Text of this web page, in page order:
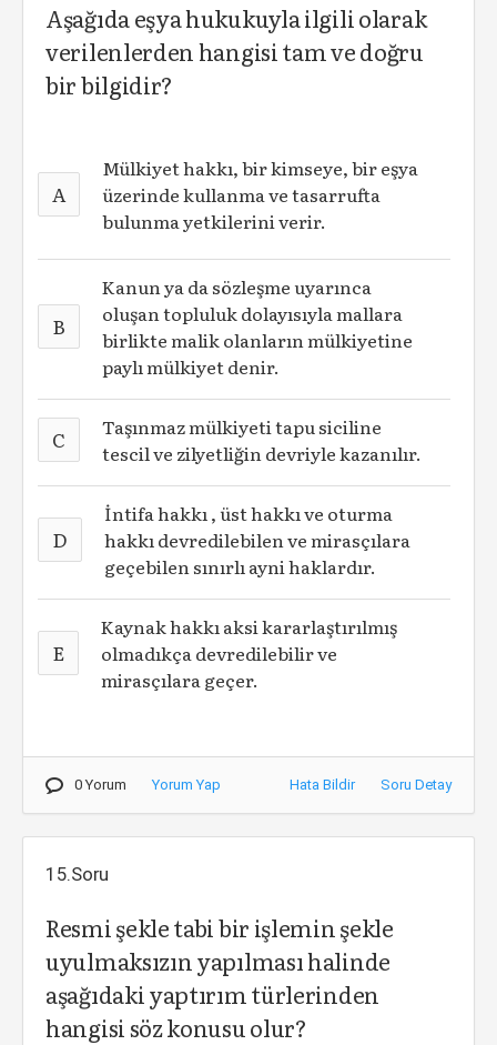
Aşağıda eşya hukukuyla ilgili olarak
verilenlerden hangisi tam ve doğru
bir bilgidir?
A
Mülkiyet hakkı, bir kimseye, bir eşya
üzerinde kullanma ve tasarrufta
bulunma yetkilerini verir.
B
Kanun ya da sözleşme uyarınca
oluşan topluluk dolayısıyla mallara
birlikte malik olanların mülkiyetine
paylı mülkiyet denir.
C
Taşınmaz mülkiyeti tapu siciline
tescil ve zilyetliğin devriyle kazanılır.
D
İntifa hakkı , üst hakkı ve oturma
hakkı devredilebilen ve mirasçılara
geçebilen sınırlı ayni haklardır.
E
Kaynak hakkı aksi kararlaştırılmış
olmadıkça devredilebilir ve
mirasçılara geçer.
0 Yorum Yorum Yap Hata Bildir Soru Detay
15.Soru
Resmi şekle tabi bir işlemin şekle
uyulmaksızın yapılması halinde
aşağıdaki yaptırım türlerinden
hangisi söz konusu olur?